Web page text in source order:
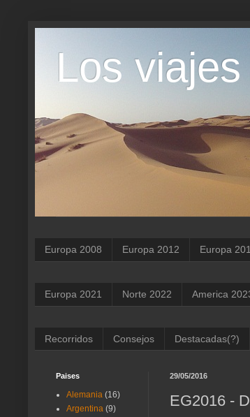
Los
Europa 2008 Europa 2012 Europa
Europa 2021 Norte 2022 America
Recorridos Consejos Destacadas(?)
29/05/2016
EG2016 -
Paises
Alemania (16)
Argentina (9)